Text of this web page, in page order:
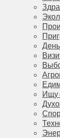
Ищу